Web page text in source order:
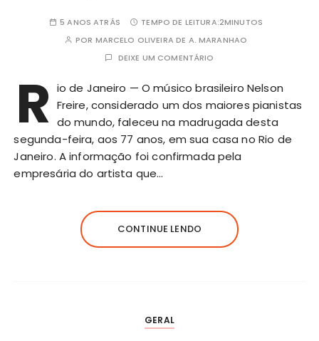
5 ANOS ATRÁS TEMPO DE LEITURA:2MINUTOS
POR MARCELO OLIVEIRA DE A. MARANHAO
DEIXE UM COMENTÁRIO
R io de Janeiro — O músico brasileiro Nelson
Freire, considerado um dos maiores pianistas
do mundo, faleceu na madrugada desta
segunda-feira, aos 77 anos, em sua casa no Rio de
Janeiro. A informação foi confirmada pela
empresária do artista que…
CONTINUE LENDO
GERAL